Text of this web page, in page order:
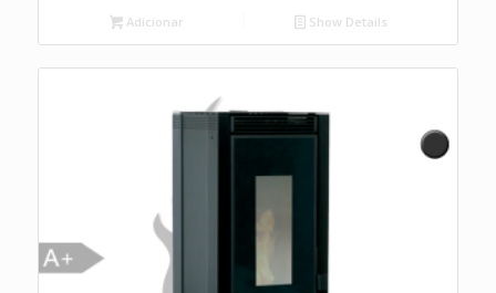
Adicionar Show Details